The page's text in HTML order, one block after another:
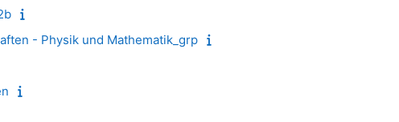
- Physik und Mathematik_grp